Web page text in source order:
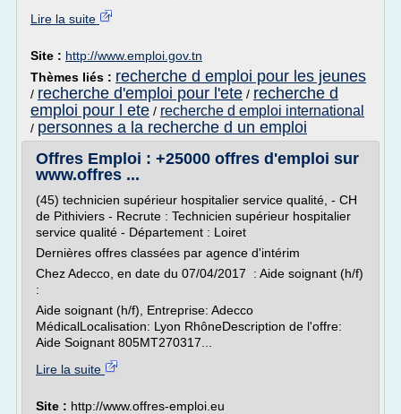
Lire la suite
Site : http://www.emploi.gov.tn
Thèmes liés : recherche d emploi pour les jeunes
/ recherche d'emploi pour l'ete / recherche d
emploi pour l ete / recherche d emploi international
/ personnes a la recherche d un emploi
Offres Emploi : +25000 offres d'emploi sur
www.offres ...
(45) technicien supérieur hospitalier service qualité, - CH
de Pithiviers - Recrute : Technicien supérieur hospitalier
service qualité - Département : Loiret
Dernières offres classées par agence d'intérim
Chez Adecco, en date du 07/04/2017 : Aide soignant (h/f)
:
Aide soignant (h/f), Entreprise: Adecco
MédicalLocalisation: Lyon RhôneDescription de l'offre:
Aide Soignant 805MT270317...
Lire la suite
Site : http://www.offres-emploi.eu